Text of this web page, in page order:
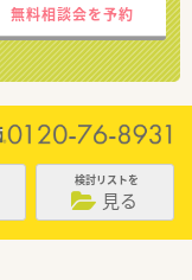
無料相談会を予約
検討リストを
見る